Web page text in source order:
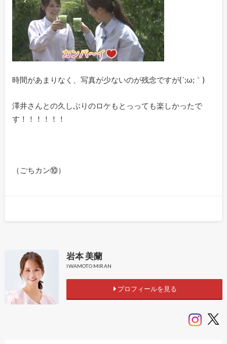
時間があまりなく、写真が少ないのが残念ですが(´;ω;｀)
澤井さんとの久しぶりのロケもとっっても楽しかったで
す！！！！！！
（ごちカン⑩）
岩本 美蘭
IWAMOTO MIRAN
プロフィールを見る